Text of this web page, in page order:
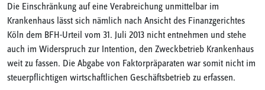
Die Einschränkung auf eine Verabreichung unmittelbar im
Krankenhaus lässt sich nämlich nach Ansicht des Finanzgerichtes
Köln dem BFH-Urteil vom 31. Juli 2013 nicht entnehmen und stehe
auch im Widerspruch zur Intention, den Zweckbetrieb Krankenhaus
weit zu fassen. Die Abgabe von Faktorpräparaten war somit nicht im
steuerpflichtigen wirtschaftlichen Geschäftsbetrieb zu erfassen.